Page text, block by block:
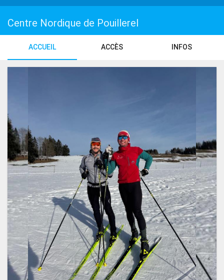
Centre Nordique de Pouillerel
ACCUEIL ACCÈS INFOS